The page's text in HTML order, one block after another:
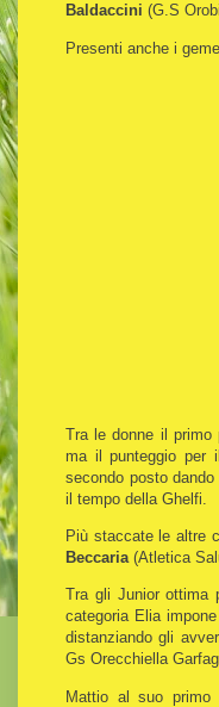
Baldaccini (G.S
Presenti anche i
Tra le donne il primo
ma il punteggio per
secondo posto
il tempo della Ghelfi.
Più staccate le altre
Beccaria(Atletica
Tra gli Junior ottima
categoria Elia
distanziando gli
Gs Orecchiella
Mattio al suo primo